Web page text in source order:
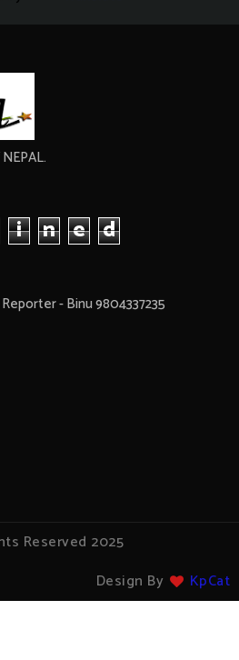
i n e d
- Binu 9804337235
Reserved 2025
Design By
KpCat